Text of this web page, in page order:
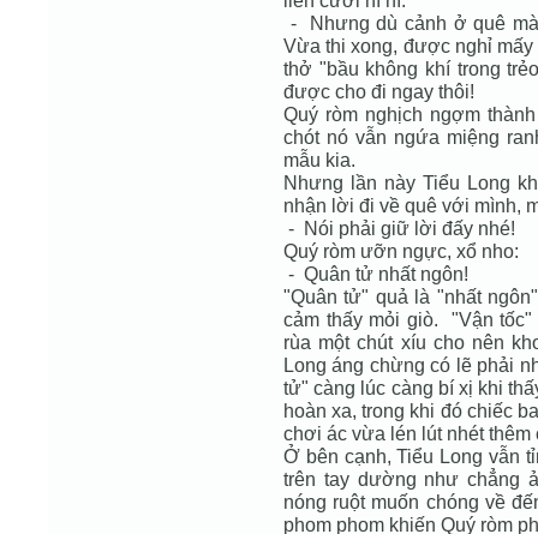
- Nhưng dù cảnh ở quê
Vừa thi xong, được nghỉ mấy
thở "bầu không khí trong
được cho đi ngay thôi!
Quý ròm nghịch ngợm
chót nó vẫn ngứa miệng
mẫu kia.
Nhưng lần này Tiểu Long
nhận lời đi về quê với mình,
- Nói phải giữ lời đấy nhé!
Quý ròm ưỡn ngực, xổ nho:
- Quân tử nhất ngôn!
"Quân tử" quả là "nhất
cảm thấy mỏi giò. "Vận
rùa một chút xíu cho nên
Long áng chừng có lẽ phải
tử" càng lúc càng bí xị khi
hoàn xa, trong khi đó chiếc
chơi ác vừa lén lút nhét thêm
Ở bên cạnh, Tiểu Long vẫn
trên tay dường như chẳng
nóng ruột muốn chóng về
phom phom khiến Quý ròm